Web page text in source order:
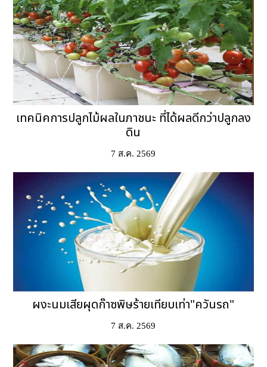
เทคนิคการปลูกไม้ผลในภาชนะ ที่ได้ผลดีกว่าปลูกลง
ดิน
7 ส.ค. 2569
ผงะนมเสียผุดก๊าซพิษร้ายเทียบเท่า"ควันรถ"
7 ส.ค. 2569